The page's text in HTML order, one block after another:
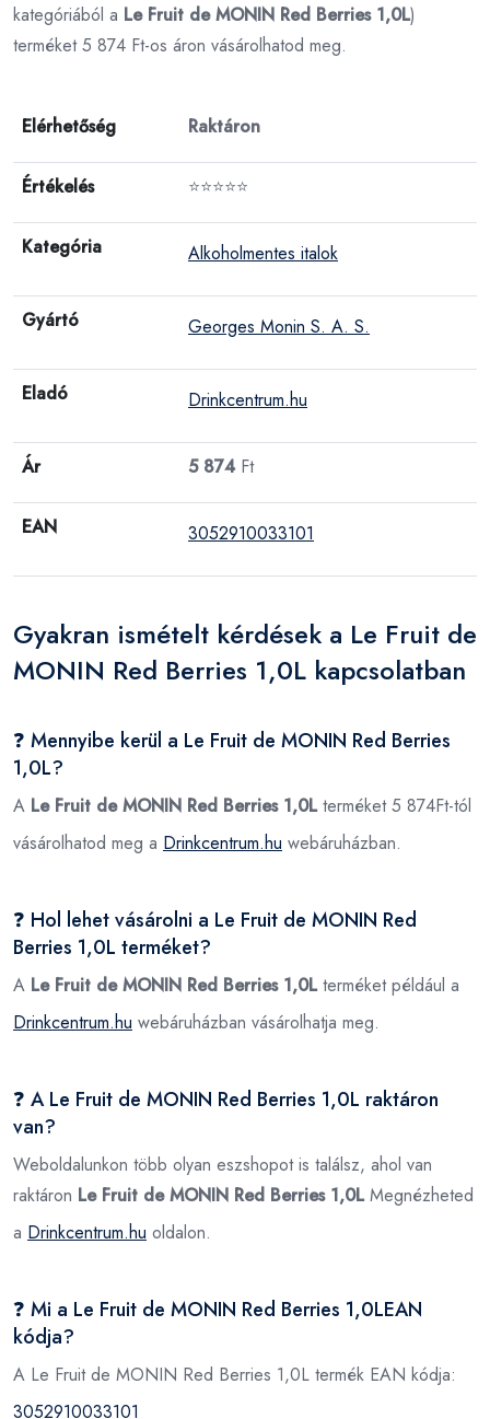
kategóriából a Le Fruit de MONIN Red Berries 1,0L)
terméket 5 874 Ft-os áron vásárolhatod meg.
Elérhetőség Raktáron
Értékelés ⭐⭐⭐⭐⭐
Kategória Alkoholmentes italok
Gyártó Georges Monin S. A. S.
Eladó Drinkcentrum.hu
Ár 5 874Ft
EAN 3052910033101
Gyakran ismételt kérdések a Le Fruit de
MONIN Red Berries 1,0L kapcsolatban
❓ Mennyibe kerül a Le Fruit de MONIN Red Berries
1,0L?
A Le Fruit de MONIN Red Berries 1,0Lterméket 5 874Ft-tól
vásárolhatod meg a Drinkcentrum.hu webáruházban.
❓ Hol lehet vásárolni a Le Fruit de MONIN Red
Berries 1,0L terméket?
A Le Fruit de MONIN Red Berries 1,0Lterméket például a
Drinkcentrum.hu webáruházban vásárolhatja meg.
❓ A Le Fruit de MONIN Red Berries 1,0L raktáron
van?
Weboldalunkon több olyan eszshopot is találsz, ahol van
raktáron Le Fruit de MONIN Red Berries 1,0LMegnézheted
a Drinkcentrum.hu oldalon.
❓ Mi a Le Fruit de MONIN Red Berries 1,0LEAN
kódja?
A Le Fruit de MONIN Red Berries 1,0L termék EAN kódja:
3052910033101